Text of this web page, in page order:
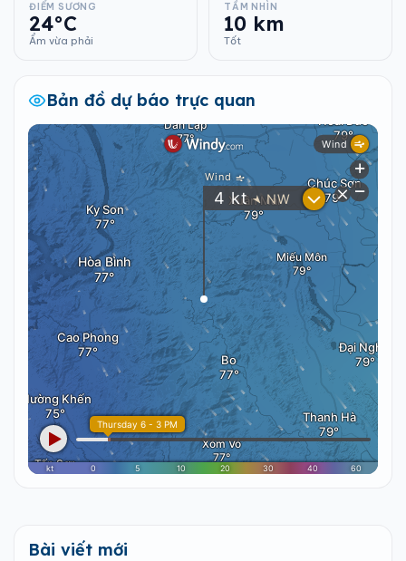
ĐIỂM SƯƠNG
24°C
Ẩm vừa phải
TẦM NHÌN
10 km
Tốt
Bản đồ dự báo trực quan
Bài viết mới